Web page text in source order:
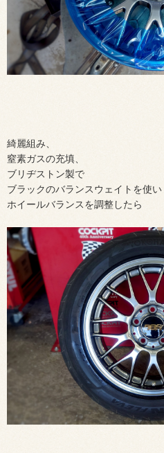
綺麗組み、
窒素ガスの充填、
ブリヂストン製で
ブラックのバランスウェイトを使い
ホイールバランスを調整したら